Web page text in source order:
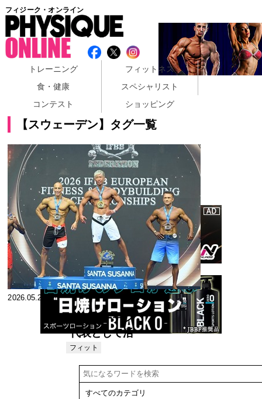
フィジーク・オンライン
トレーニング
フィットネス
食・健康
スペシャリスト
コンテスト
ショッピング
【スウェーデン】タグ一覧
2026.05.26
スウェーデン
代表として活
躍する日本人
ー・大野俊成
選手インタビ
フィット